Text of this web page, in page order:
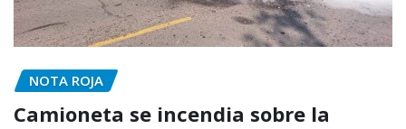
NOTA ROJA
Camioneta se incendia sobre la